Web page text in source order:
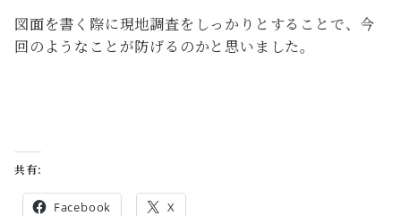
図面を書く際に現地調査をしっかりとすることで、今
回のようなことが防げるのかと思いました。
共有:
Facebook X